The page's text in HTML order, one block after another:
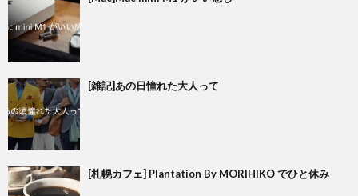
[雑記]あの日憧れた大人って
[札幌カフェ] Plantation By MORIHIKO でひと休み